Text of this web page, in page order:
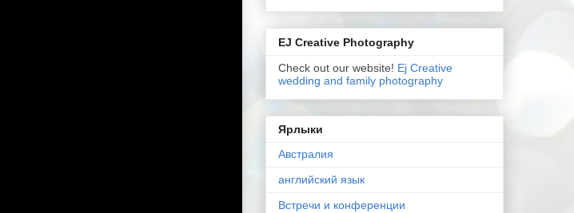
EJ Creative Photography
Check out our website! Ej Creative
wedding and family photography
Ярлыки
Австралия
английский язык
Встречи и конференции